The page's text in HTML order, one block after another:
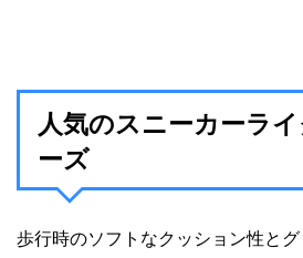
人気のスニーカーラ
ーズ
歩行時のソフトなクッション性と